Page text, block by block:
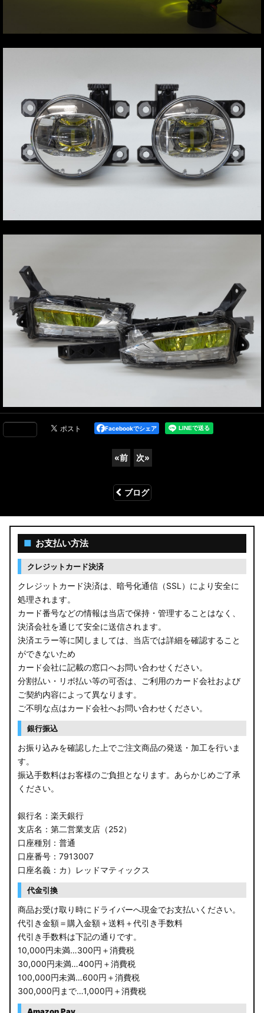
Facebookでシェア
«前 次»
ブログ
■ お支払い方法
クレジットカード決済
クレジットカード決済は、暗号化通信（SSL）により安全に
処理されます。
カード番号などの情報は当店で保持・管理することはなく、
決済会社を通じて安全に送信されます。
決済エラー等に関しましては、当店では詳細を確認すること
ができないため
カード会社に記載の窓口へお問い合わせください。
分割払い・リボ払い等の可否は、ご利用のカード会社および
ご契約内容によって異なります。
ご不明な点はカード会社へお問い合わせください。
銀行振込
お振り込みを確認した上でご注文商品の発送・加工を行いま
す。
振込手数料はお客様のご負担となります。あらかじめご了承
ください。
銀行名：楽天銀行
支店名：第二営業支店（252）
口座種別：普通
口座番号：7913007
口座名義：カ）レッドマティックス
代金引換
商品お受け取り時にドライバーへ現金でお支払いください。
代引き金額＝購入金額＋送料＋代引き手数料
代引き手数料は下記の通りです。
10,000円未満…300円＋消費税
30,000円未満…400円＋消費税
100,000円未満…600円＋消費税
300,000円まで…1,000円＋消費税